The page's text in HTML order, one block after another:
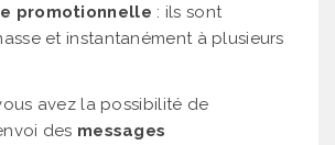
promotionnelle : ils sont
et instantanément à plusieurs
avez la possibilité de
des messages